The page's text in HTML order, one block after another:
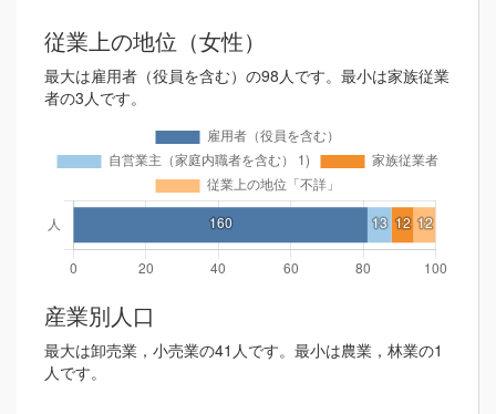
従業上の地位（女性）
最大は雇用者（役員を含む）の98人です。最小は家族従業
者の3人です。
産業別人口
最大は卸売業，小売業の41人です。最小は農業，林業の1
人です。